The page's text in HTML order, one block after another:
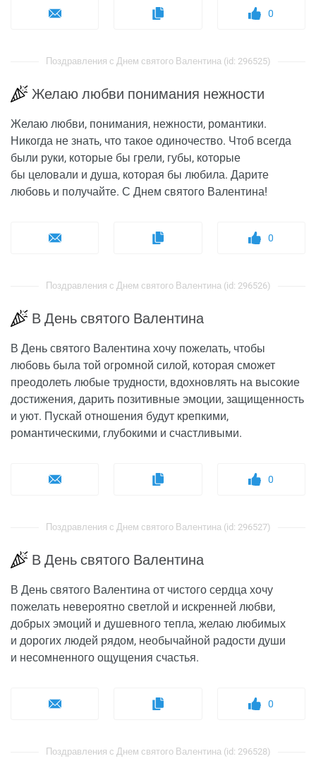
0
Поздравления с Днем святого Валентина (id: 296525)
Желаю любви понимания нежности
Желаю любви, понимания, нежности, романтики.
Никогда не знать, что такое одиночество. Чтоб всегда
были руки, которые бы грели, губы, которые
бы целовали и душа, которая бы любила. Дарите
любовь и получайте. С Днем святого Валентина!
0
Поздравления с Днем святого Валентина (id: 296526)
В День святого Валентина
В День святого Валентина хочу пожелать, чтобы
любовь была той огромной силой, которая сможет
преодолеть любые трудности, вдохновлять на высокие
достижения, дарить позитивные эмоции, защищенность
и уют. Пускай отношения будут крепкими,
романтическими, глубокими и счастливыми.
0
Поздравления с Днем святого Валентина (id: 296527)
В День святого Валентина
В День святого Валентина от чистого сердца хочу
пожелать невероятно светлой и искренней любви,
добрых эмоций и душевного тепла, желаю любимых
и дорогих людей рядом, необычайной радости души
и несомненного ощущения счастья.
0
Поздравления с Днем святого Валентина (id: 296528)